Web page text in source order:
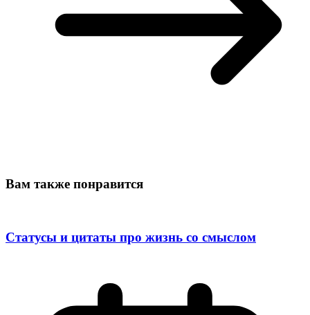
Вам также понравится
Статусы и цитаты про жизнь со смыслом